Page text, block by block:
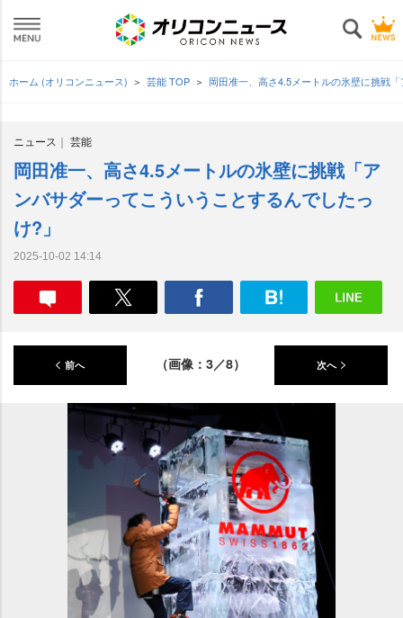
ホーム (オリコンニュース) 芸能 TOP 岡田准一、高さ4.5メートルの氷壁に挑戦
ニュース 芸能
岡田准一、高さ4.5メートルの氷壁に挑戦「ア
ンバサダーってこういうことするんでしたっ
け?」
2025-10-02 14:14
前へ （画像：3／8） 次へ